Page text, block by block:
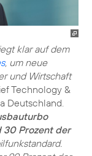
klar auf dem
, um neue
und Wirtschaft
Technology &
Deutschland.
30 Prozent der